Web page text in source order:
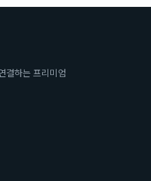
결하는 프리미엄